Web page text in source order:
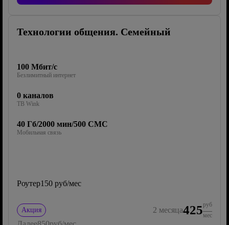
Технологии общения. Семейный
100 Мбит/с
Безлимитный интернет
0 каналов
ТВ Wink
40 Гб/2000 мин/500 СМС
Мобильная связь
Роутер150 руб/мес
Акция 2 месяца425руб
мес